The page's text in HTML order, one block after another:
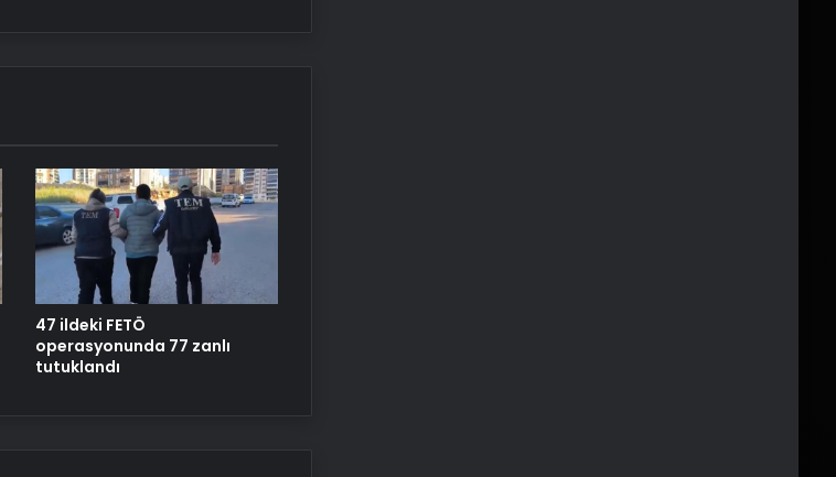
Datahost İle Güvenilir Sunucu
Hizmetleri
47 ildeki FETÖ
operasyonunda 77 zanlı
tutuklandı